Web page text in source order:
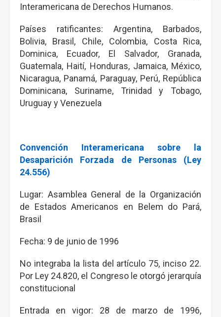
Interamericana de Derechos Humanos.
Países ratificantes: Argentina, Barbados,
Bolivia, Brasil, Chile, Colombia, Costa Rica,
Dominica, Ecuador, El Salvador, Granada,
Guatemala, Haití, Honduras, Jamaica, México,
Nicaragua, Panamá, Paraguay, Perú, República
Dominicana, Suriname, Trinidad y Tobago,
Uruguay y Venezuela
Convención Interamericana sobre la
Desaparición Forzada de Personas (Ley
24.556)
Lugar: Asamblea General de la Organización
de Estados Americanos en Belem do Pará,
Brasil
Fecha: 9 de junio de 1996
No integraba la lista del artículo 75, inciso 22.
Por Ley 24.820, el Congreso le otorgó jerarquía
constitucional
Entrada en vigor: 28 de marzo de 1996,